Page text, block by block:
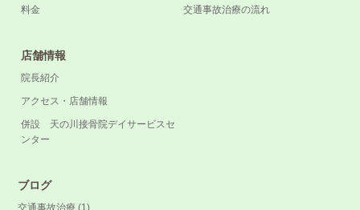
料金 交通事故治療の流れ
店舗情報
院長紹介
アクセス・店舗情報
併設 天の川接骨院デイサービスセ
ンター
ブログ
交通事故治療 (1)